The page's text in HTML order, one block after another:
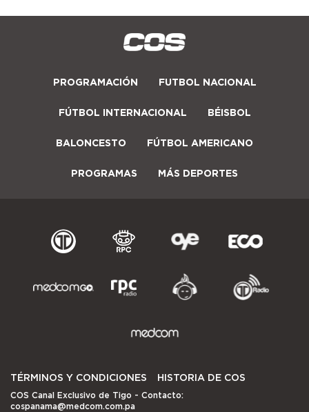
PROGRAMACIÓN FUTBOL NACIONAL
FÚTBOL INTERNACIONAL BÉISBOL
BALONCESTO FÚTBOL AMERICANO
PROGRAMAS MÁS DEPORTES
TÉRMINOS Y CONDICIONES HISTORIA DE COS
COS Canal Exclusivo de Tigo - Contacto:
cospanama@medcom.com.pa